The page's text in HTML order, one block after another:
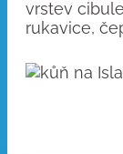
vrstev
rukavice,